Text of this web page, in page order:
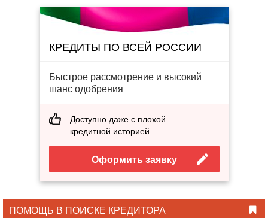
КРЕДИТЫ ПО ВСЕЙ РОССИИ
Быстрое рассмотрение и высокий
шанс одобрения
Доступно даже с плохой
кредитной историей
Оформить заявку
ПОМОЩЬ В ПОИСКЕ КРЕДИТОРА